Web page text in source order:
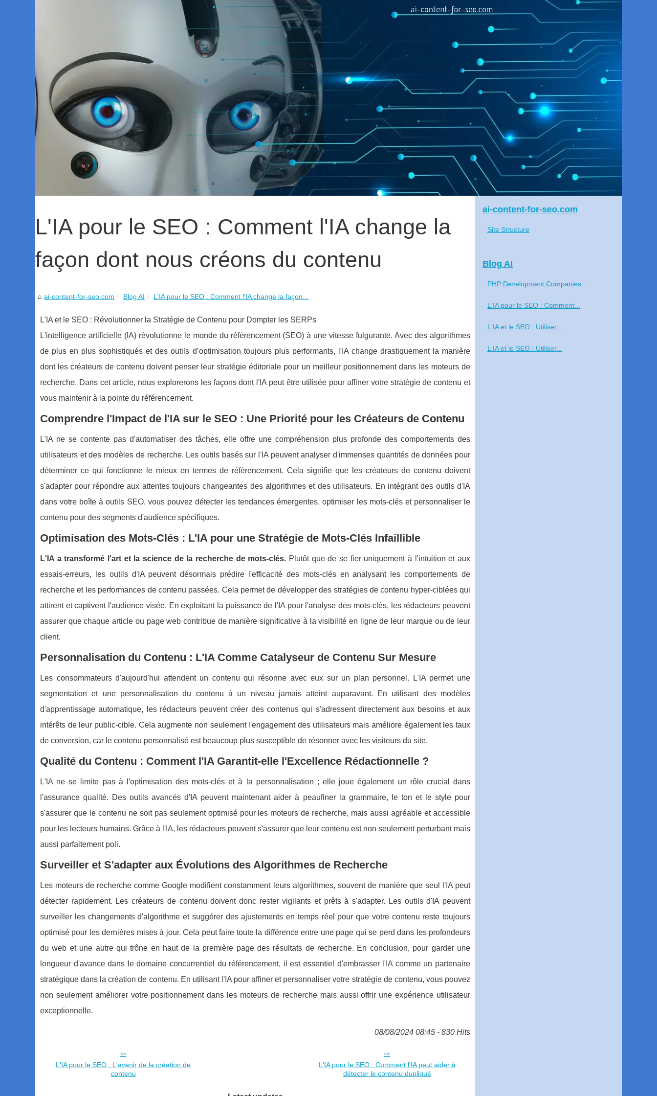
L'IA pour le SEO : Comment l'IA change la
façon dont nous créons du contenu
ai-content-for-seo.com Blog AI L'IA pour le SEO : Comment l'IA change la façon...
L'IA et le SEO : Révolutionner la Stratégie de Contenu pour Dompter les SERPs
L'intelligence artificielle (IA) révolutionne le monde du référencement (SEO) à une vitesse fulgurante. Avec des algorithmes
de plus en plus sophistiqués et des outils d’optimisation toujours plus performants, l'IA change drastiquement la manière
dont les créateurs de contenu doivent penser leur stratégie éditoriale pour un meilleur positionnement dans les moteurs de
recherche. Dans cet article, nous explorerons les façons dont l'IA peut être utilisée pour affiner votre stratégie de contenu et
vous maintenir à la pointe du référencement.
Comprendre l'Impact de l'IA sur le SEO : Une Priorité pour les Créateurs de Contenu
L'IA ne se contente pas d'automatiser des tâches, elle offre une compréhension plus profonde des comportements des
utilisateurs et des modèles de recherche. Les outils basés sur l'IA peuvent analyser d'immenses quantités de données pour
déterminer ce qui fonctionne le mieux en termes de référencement. Cela signifie que les créateurs de contenu doivent
s'adapter pour répondre aux attentes toujours changeantes des algorithmes et des utilisateurs. En intégrant des outils d'IA
dans votre boîte à outils SEO, vous pouvez détecter les tendances émergentes, optimiser les mots-clés et personnaliser le
contenu pour des segments d'audience spécifiques.
Optimisation des Mots-Clés : L'IA pour une Stratégie de Mots-Clés Infaillible
L'IA a transformé l'art et la science de la recherche de mots-clés. Plutôt que de se fier uniquement à l'intuition et aux
essais-erreurs, les outils d'IA peuvent désormais prédire l'efficacité des mots-clés en analysant les comportements de
recherche et les performances de contenu passées. Cela permet de développer des stratégies de contenu hyper-ciblées qui
attirent et captivent l'audience visée. En exploitant la puissance de l'IA pour l'analyse des mots-clés, les rédacteurs peuvent
assurer que chaque article ou page web contribue de manière significative à la visibilité en ligne de leur marque ou de leur
client.
Personnalisation du Contenu : L'IA Comme Catalyseur de Contenu Sur Mesure
Les consommateurs d'aujourd'hui attendent un contenu qui résonne avec eux sur un plan personnel. L'IA permet une
segmentation et une personnalisation du contenu à un niveau jamais atteint auparavant. En utilisant des modèles
d'apprentissage automatique, les rédacteurs peuvent créer des contenus qui s'adressent directement aux besoins et aux
intérêts de leur public-cible. Cela augmente non seulement l'engagement des utilisateurs mais améliore également les taux
de conversion, car le contenu personnalisé est beaucoup plus susceptible de résonner avec les visiteurs du site.
Qualité du Contenu : Comment l'IA Garantit-elle l'Excellence Rédactionnelle ?
L'IA ne se limite pas à l'optimisation des mots-clés et à la personnalisation ; elle joue également un rôle crucial dans
l'assurance qualité. Des outils avancés d'IA peuvent maintenant aider à peaufiner la grammaire, le ton et le style pour
s'assurer que le contenu ne soit pas seulement optimisé pour les moteurs de recherche, mais aussi agréable et accessible
pour les lecteurs humains. Grâce à l'IA, les rédacteurs peuvent s'assurer que leur contenu est non seulement perturbant mais
aussi parfaitement poli.
Surveiller et S'adapter aux Évolutions des Algorithmes de Recherche
Les moteurs de recherche comme Google modifient constamment leurs algorithmes, souvent de manière que seul l'IA peut
détecter rapidement. Les créateurs de contenu doivent donc rester vigilants et prêts à s'adapter. Les outils d'IA peuvent
surveiller les changements d'algorithme et suggérer des ajustements en temps réel pour que votre contenu reste toujours
optimisé pour les dernières mises à jour. Cela peut faire toute la différence entre une page qui se perd dans les profondeurs
du web et une autre qui trône en haut de la première page des résultats de recherche. En conclusion, pour garder une
longueur d'avance dans le domaine concurrentiel du référencement, il est essentiel d'embrasser l'IA comme un partenaire
stratégique dans la création de contenu. En utilisant l'IA pour affiner et personnaliser votre stratégie de contenu, vous pouvez
non seulement améliorer votre positionnement dans les moteurs de recherche mais aussi offrir une expérience utilisateur
exceptionnelle.
08/08/2024 08:45 - 830 Hits
L'IA pour le SEO : L'avenir de la création de
contenu
L'IA pour le SEO : Comment l'IA peut aider à
détecter le contenu dupliqué
ai-content-for-seo.com
Site Structure
Blog AI
PHP Development Companies:...
L'IA pour le SEO : Comment...
L'IA et le SEO : Utiliser...
L'IA et le SEO : Utiliser...